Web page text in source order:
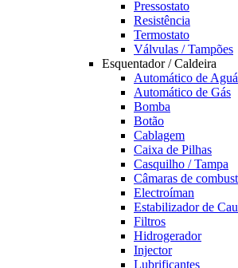
Pressostato
Resistência
Termostato
Válvulas / Tampões
Esquentador / Caldeira
Automático de Aguá
Automático de Gás
Bomba
Botão
Cablagem
Caixa de Pilhas
Casquilho / Tampa
Câmaras de
Electroíman
Estabilizador de
Filtros
Hidrogerador
Injector
Lubrificantes